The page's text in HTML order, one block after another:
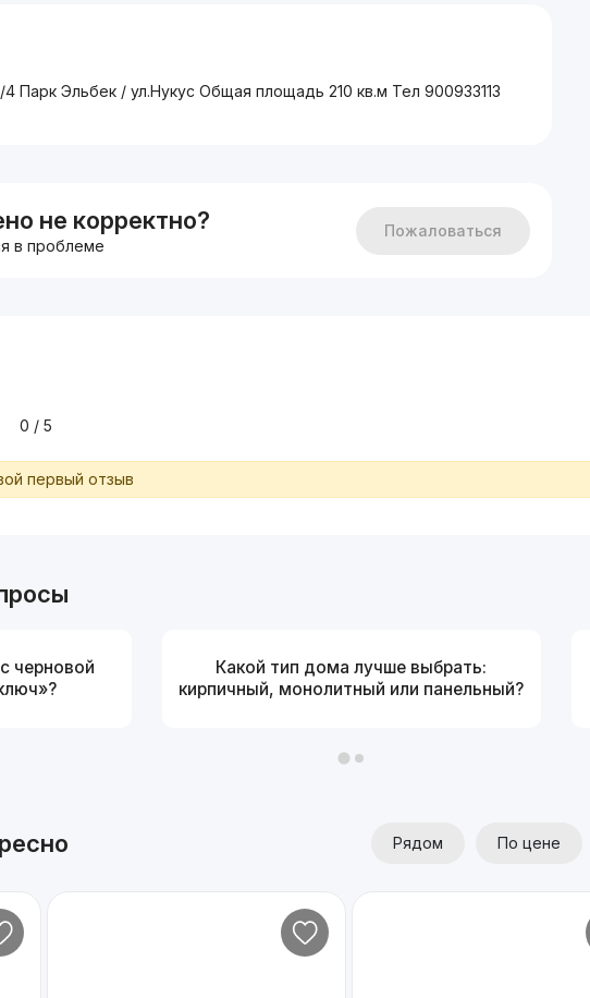
Парк Эльбек / ул.Нукус Общая площадь 210 кв.м Тел 900933113
не корректно?
в проблеме
Пожаловаться
0 / 5
первый отзыв
черновой
Какой тип дома лучше выбрать:
кирпичный, монолитный или панельный?
Рядом По цене